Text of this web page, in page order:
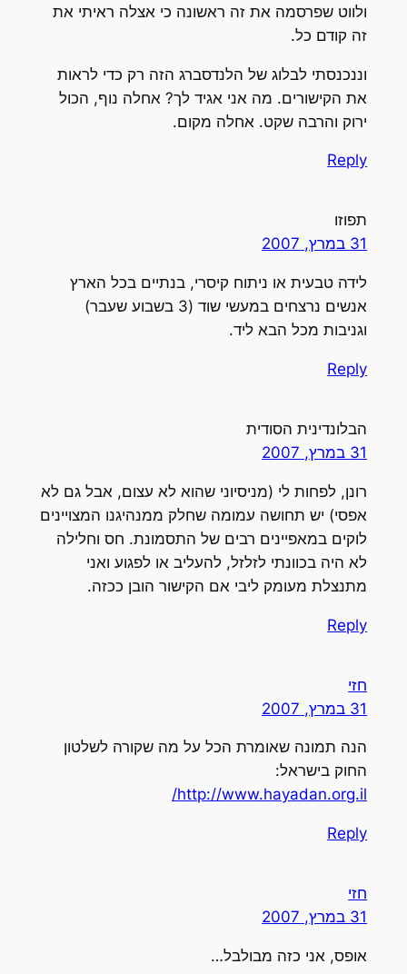
ולווט שפרסמה את זה ראשונה כי אצלה ראיתי את
זה קודם כל.
וננכנסתי לבלוג של הלנדסברג הזה רק כדי לראות
את הקישורים. מה אני אגיד לך? אחלה נוף, הכול
ירוק והרבה שקט. אחלה מקום.
Reply
תפוזו
31 במרץ, 2007
לידה טבעית או ניתוח קיסרי, בנתיים בכל הארץ
אנשים נרצחים במעשי שוד (3 בשבוע שעבר)
וגניבות מכל הבא ליד.
Reply
הבלונדינית הסודית
31 במרץ, 2007
רונן, לפחות לי (מניסיוני שהוא לא עצום, אבל גם לא
אפסי) יש תחושה עמומה שחלק ממנהיגנו המצויינים
לוקים במאפיינים רבים של התסמונת. חס וחלילה
לא היה בכוונתי לזלזל, להעליב או לפגוע ואני
מתנצלת מעומק ליבי אם הקישור הובן ככזה.
Reply
חזי
31 במרץ, 2007
הנה תמונה שאומרת הכל על מה שקורה לשלטון
החוק בישראל:
http://www.hayadan.org.il/
Reply
חזי
31 במרץ, 2007
אופס, אני כזה מבולבל…